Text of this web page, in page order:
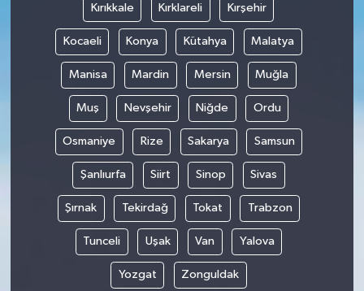
Kırıkkale Kırklareli Kırşehir
Kocaeli Konya Kütahya Malatya
Manisa Mardin Mersin Muğla
Muş Nevşehir Niğde Ordu
Osmaniye Rize Sakarya Samsun
Şanlıurfa Siirt Sinop Sivas
Şırnak Tekirdağ Tokat Trabzon
Tunceli Uşak Van Yalova
Yozgat Zonguldak